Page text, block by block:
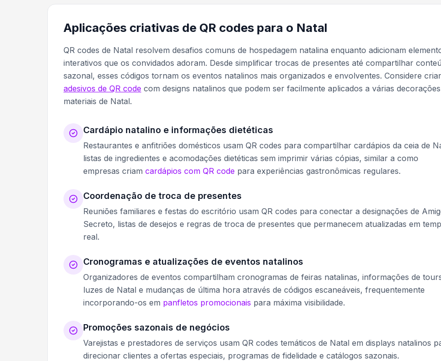
Aplicações criativas de QR codes para o Natal
QR codes de Natal resolvem desafios comuns de hospedagem natalina enquanto adicionam
interativos que os convidados adoram. Desde simplificar trocas de presentes até compartilhar
sazonal, esses códigos tornam os eventos natalinos mais organizados e envolventes. Considere criar
adesivos de QR code com designs natalinos que podem ser facilmente aplicados a várias
materiais de Natal.
Cardápio natalino e informações dietéticas
Restaurantes e anfitriões domésticos usam QR codes para compartilhar cardápios da ceia de
listas de ingredientes e acomodações dietéticas sem imprimir várias cópias, similar a como
empresas criam cardápios com QR code para experiências gastronômicas regulares.
Coordenação de troca de presentes
Reuniões familiares e festas do escritório usam QR codes para conectar a designações de
Secreto, listas de desejos e regras de troca de presentes que permanecem atualizadas em
real.
Cronogramas e atualizações de eventos natalinos
Organizadores de eventos compartilham cronogramas de feiras natalinas, informações de
luzes de Natal e mudanças de última hora através de códigos escaneáveis, frequentemente
incorporando-os em panfletos promocionais para máxima visibilidade.
Promoções sazonais de negócios
Varejistas e prestadores de serviços usam QR codes temáticos de Natal em displays natalinos
direcionar clientes a ofertas especiais, programas de fidelidade e catálogos sazonais.